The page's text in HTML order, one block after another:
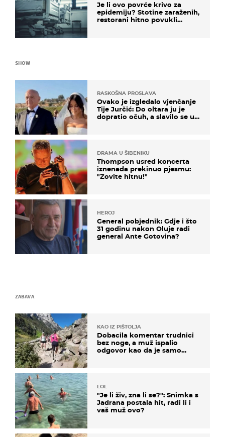
Je li ovo povrće krivo za
epidemiju? Stotine zaraženih,
restorani hitno povukli
SHOW
RASKOŠNA PROSLAVA
Ovako je izgledalo vjenčanje
Tije Jurčić: Do oltara ju je
dopratio očuh, a slavilo se uz
DRAMA U ŠIBENIKU
Thompson usred koncerta
iznenada prekinuo pjesmu:
"Zovite hitnu!"
HEROJ
General pobjednik: Gdje i što
31 godinu nakon Oluje radi
general Ante Gotovina?
ZABAVA
KAO IZ PIŠTOLJA
Dobacila komentar trudnici
bez noge, a muž ispalio
odgovor kao da je samo
LOL
"Je li živ, zna li se?": Snimka s
Jadrana postala hit, radi li i
vaš muž ovo?